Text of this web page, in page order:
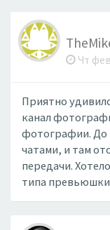
Чт
Приятно
канал
фотографии. До
чатами, и там
передачи.
типа